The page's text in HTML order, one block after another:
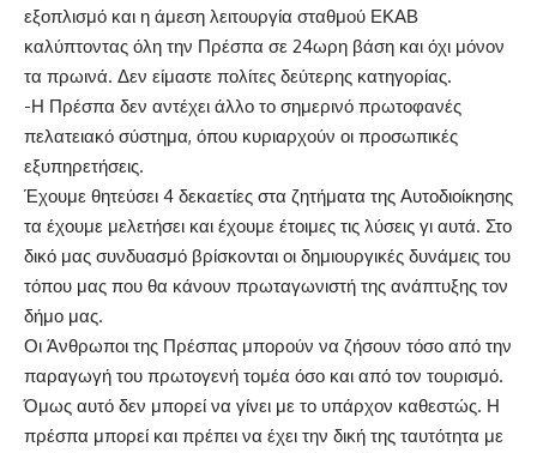
εξοπλισμό και η άμεση λειτουργία σταθμού ΕΚΑΒ
καλύπτοντας όλη την Πρέσπα σε 24ωρη βάση και όχι μόνον
τα πρωινά. Δεν είμαστε πολίτες δεύτερης κατηγορίας.
-Η Πρέσπα δεν αντέχει άλλο το σημερινό πρωτοφανές
πελατειακό σύστημα, όπου κυριαρχούν οι προσωπικές
εξυπηρετήσεις.
Έχουμε θητεύσει 4 δεκαετίες στα ζητήματα της Αυτοδιοίκησης
τα έχουμε μελετήσει και έχουμε έτοιμες τις λύσεις γι αυτά. Στο
δικό μας συνδυασμό βρίσκονται οι δημιουργικές δυνάμεις του
τόπου μας που θα κάνουν πρωταγωνιστή της ανάπτυξης τον
δήμο μας.
Οι Άνθρωποι της Πρέσπας μπορούν να ζήσουν τόσο από την
παραγωγή του πρωτογενή τομέα όσο και από τον τουρισμό.
Όμως αυτό δεν μπορεί να γίνει με το υπάρχον καθεστώς. Η
πρέσπα μπορεί και πρέπει να έχει την δική της ταυτότητα με